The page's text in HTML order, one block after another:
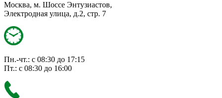
Москва, м. Шоссе Энтузиастов,
Электродная улица, д.2, стр. 7
Пн.-чт.: с 08:30 до 17:15
Пт.: с 08:30 до 16:00